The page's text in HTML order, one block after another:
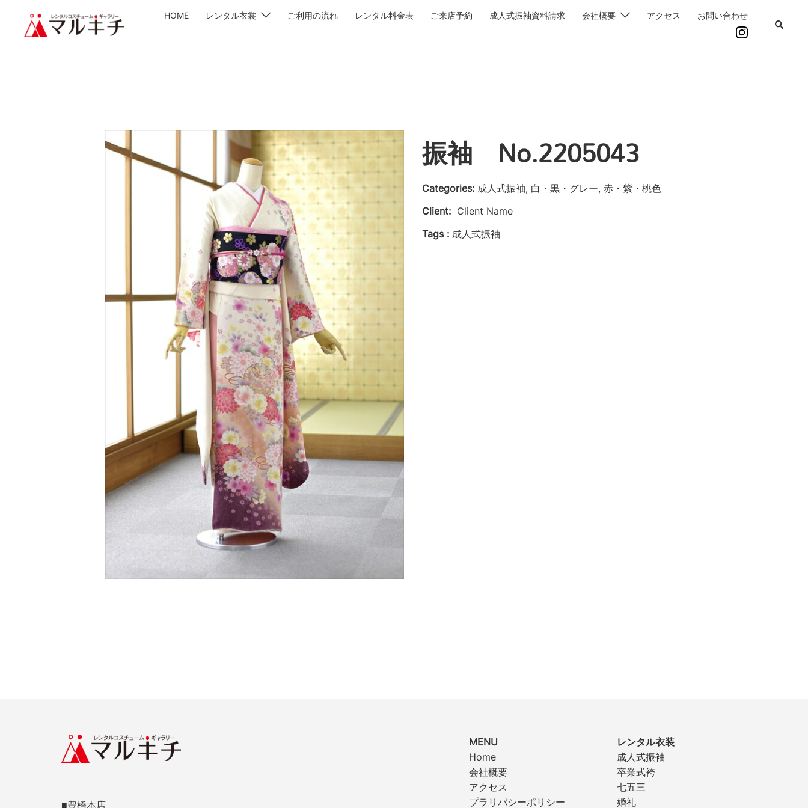
HOME レンタル衣裳 ご利用の流れ レンタル料金表 ご来店予約 成人式振袖資料請求 会社概要 アクセス お問い合わせ
振袖 No.2205043
Categories: 成人式振袖, 白・黒・グレー, 赤・紫・桃色
Client: Client Name
Tags : 成人式振袖
■豊橋本店
MENU
Home
会社概要
アクセス
プラリバシーポリシー
レンタル衣装
成人式振袖
卒業式袴
七五三
婚礼